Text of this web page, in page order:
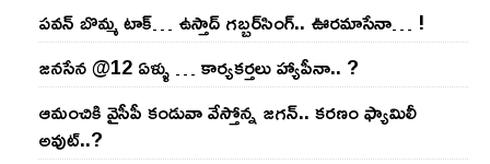
ప‌వ‌న్ బొమ్మ టాక్‌… ఉస్తాద్ గ‌బ్బ‌ర్‌సింగ్‌.. ఊర‌మాసేనా… !
జనసేన @12 ఏళ్ళు … కార్యకర్తలు హ్యాపీనా.. ?
ఆమంచికి వైసీపీ కండువా వేస్తోన్న జ‌గ‌న్‌.. క‌ర‌ణం ఫ్యామిలీ
అవుట్‌..?